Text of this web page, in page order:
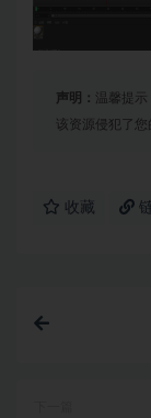
声明： 温馨提
该资源侵犯了您
收藏